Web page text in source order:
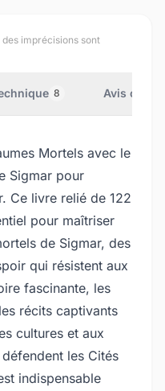
imprécisions sont
8 Avis
Mortels avec le
Sigmar pour
Ce livre relié de 122
pour maîtriser
de Sigmar, des
qui résistent aux
fascinante, les
récits captivants
cultures et aux
les Cités
indispensable